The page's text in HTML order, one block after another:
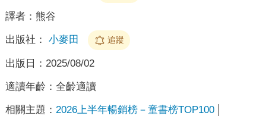
譯者： 熊谷
出版社： 小麥田 追蹤
出版日： 2025/08/02
適讀年齡： 全齡適讀
相關主題： 2026上半年暢銷榜－童書榜TOP100